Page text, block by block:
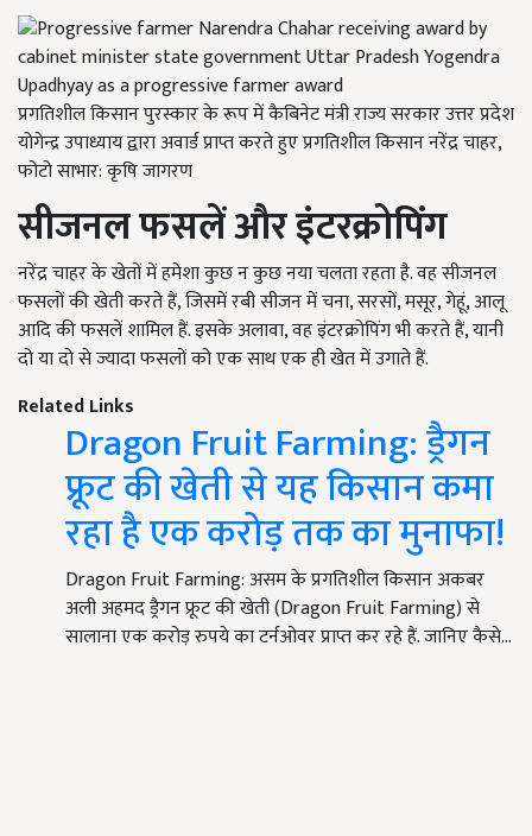
प्रगतिशील किसान पुरस्कार के रूप में कैबिनेट मंत्री राज्य सरकार उत्तर प्रदेश
योगेन्द्र उपाध्याय द्वारा अवार्ड प्राप्त करते हुए प्रगतिशील किसान नरेंद्र चाहर,
फोटो साभार: कृषि जागरण
सीजनल फसलें और इंटरक्रोपिंग
नरेंद्र चाहर के खेतों में हमेशा कुछ न कुछ नया चलता रहता है. वह सीजनल
फसलों की खेती करते हैं, जिसमें रबी सीजन में चना, सरसों, मसूर, गेहूं, आलू
आदि की फसलें शामिल हैं. इसके अलावा, वह इंटरक्रोपिंग भी करते हैं, यानी
दो या दो से ज्यादा फसलों को एक साथ एक ही खेत में उगाते हैं.
Related Links
Dragon Fruit Farming: ड्रैगन
फ्रूट की खेती से यह किसान कमा
रहा है एक करोड़ तक का मुनाफा!
Dragon Fruit Farming: असम के प्रगतिशील किसान अकबर
अली अहमद ड्रैगन फ्रूट की खेती (Dragon Fruit Farming) से
सालाना एक करोड़ रुपये का टर्नओवर प्राप्त कर रहे हैं. जानिए कैसे…